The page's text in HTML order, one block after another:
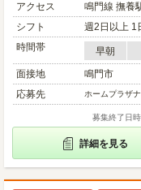
アクセス
鳴門線 撫養
シフト
週2日以上 1
時間帯
早朝
面接地
鳴門市
応募先
ホームプラザ
募集終了日
詳細を見る